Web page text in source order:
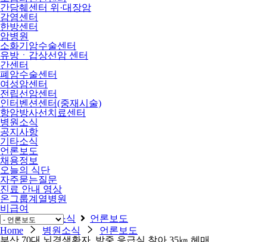
간담췌센터 위·대장암
감염센터
한방센터
암병원
소화기암수술센터
유방ㆍ갑상선암 센터
간센터
폐암수술센터
여성암센터
전립선암센터
인터벤션센터(중재시술)
항암방사선치료센터
병원소식
공지사항
기타소식
언론보도
채용정보
오늘의 식단
자주묻는질문
진료 안내 영상
온그룹계열병원
비급여
Home
병원소식
언론보도
Home
병원소식
언론보도